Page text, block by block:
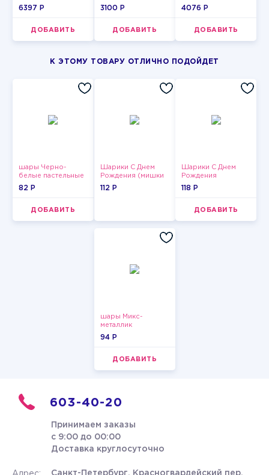
6397 P
ДОБАВИТЬ
3100 P
ДОБАВИТЬ
4076 P
ДОБАВИТЬ
К ЭТОМУ ТОВАРУ ОТЛИЧНО ПОДОЙДЕТ
шары Черно-
белые пастельные
82 P
ДОБАВИТЬ
Шарики С Днем
Рождения (мишки
и тортики)
112 P
Шарики С Днем
Рождения
118 P
ДОБАВИТЬ
шары Микс-
металлик
94 P
ДОБАВИТЬ
603-40-20
Принимаем заказы
с 9:00 до 00:00
Доставка круглосуточно
Санкт-Петербург, Красногвардейский пер.